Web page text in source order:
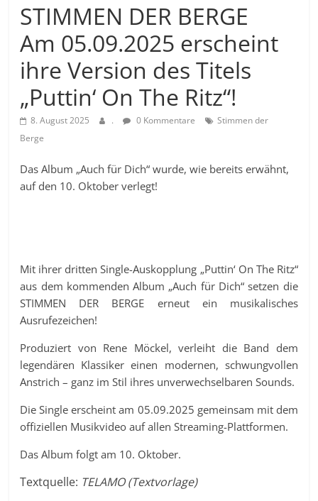
STIMMEN DER BERGE
Am 05.09.2025 erscheint
ihre Version des Titels
„Puttin‘ On The Ritz“!
8. August 2025 . 0 Kommentare
Stimmen der
Berge
Das Album „Auch für Dich“ wurde, wie bereits erwähnt,
auf den 10. Oktober verlegt!
Mit ihrer dritten Single-Auskopplung „Puttin‘ On The Ritz“
aus dem kommenden Album „Auch für Dich“ setzen die
STIMMEN DER BERGE erneut ein musikalisches
Ausrufezeichen!
Produziert von Rene Möckel, verleiht die Band dem
legendären Klassiker einen modernen, schwungvollen
Anstrich – ganz im Stil ihres unverwechselbaren Sounds.
Die Single erscheint am 05.09.2025 gemeinsam mit dem
offiziellen Musikvideo auf allen Streaming-Plattformen.
Das Album folgt am 10. Oktober.
Textquelle: TELAMO (Textvorlage)